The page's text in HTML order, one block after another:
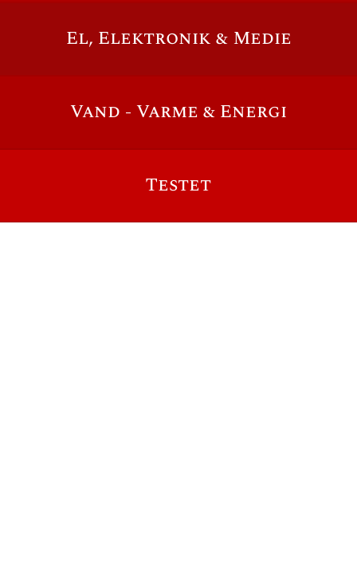
El, Elektronik & Medie
Vand - Varme & Energi
Testet